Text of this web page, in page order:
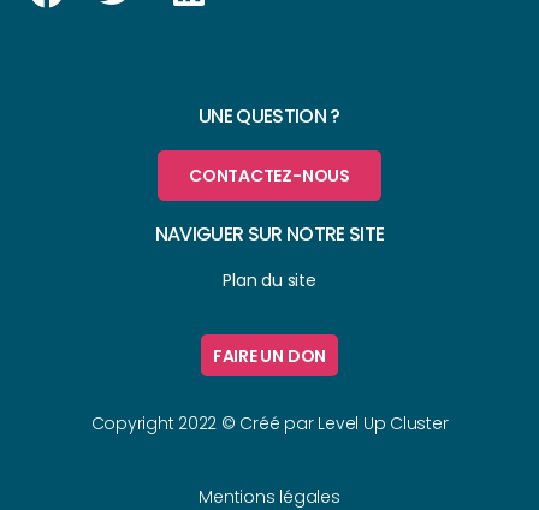
UNE QUESTION ?
CONTACTEZ-NOUS
NAVIGUER SUR NOTRE SITE
Plan du site
FAIRE UN DON
Copyright 2022 © Créé par Level Up Cluster
Mentions légales